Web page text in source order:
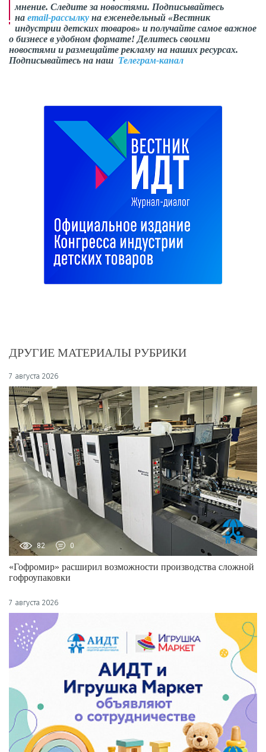
мнение. Следите за новостями. Подписывайтесь
на email-рассылку на еженедельный «Вестник
индустрии детских товаров» и получайте самое важное
о бизнесе в удобном формате! Делитесь своими
новостями и размещайте рекламу на наших ресурсах.
Подписывайтесь на наш Телеграм-канал
ДРУГИЕ МАТЕРИАЛЫ РУБРИКИ
7 августа 2026
82 0
«Гофромир» расширил возможности производства сложной
гофроупаковки
7 августа 2026